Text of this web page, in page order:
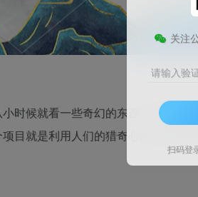
时候就看一些奇幻的东西，比如西
目就是利用人们的猎奇心理，展示
关注
请输入验
扫码登